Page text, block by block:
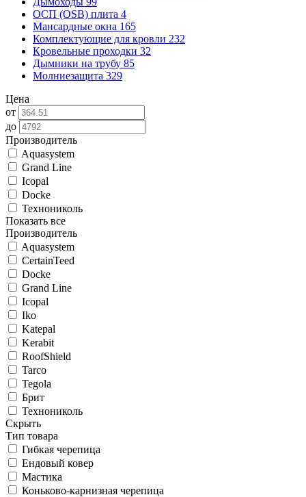
ОСП (OSB) плита 4
Мансардные окна 165
Комплектующие для кровли 232
Кровельные проходки 32
Дымники на трубу 85
Молниезащита 329
Цена
от
до
Производитель
Aquasystem
Grand Line
Icopal
Docke
Технониколь
Показать все
Производитель
Aquasystem
CertainTeed
Docke
Grand Line
Icopal
Iko
Katepal
Kerabit
RoofShield
Tarco
Tegola
Брит
Технониколь
Скрыть
Тип товара
Гибкая черепица
Ендовый ковер
Мастика
Коньково-карнизная черепица